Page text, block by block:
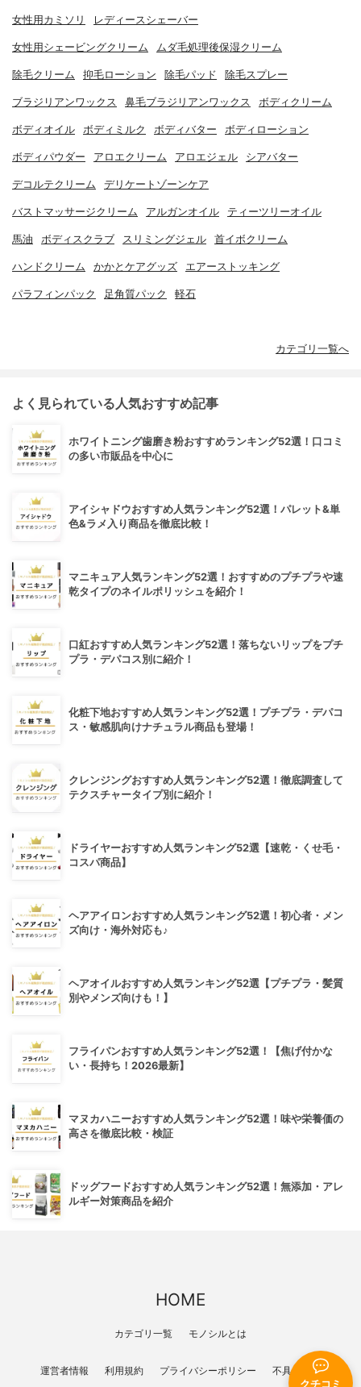
クチコミ
女性用カミソリ レディースシェーバー
女性用シェービングクリーム ムダ毛処理後保湿クリーム
除毛クリーム 抑毛ローション 除毛パッド 除毛スプレー
ブラジリアンワックス 鼻毛ブラジリアンワックス ボディクリーム
ボディオイル ボディミルク ボディバター ボディローション
ボディパウダー アロエクリーム アロエジェル シアバター
デコルテクリーム デリケートゾーンケア
バストマッサージクリーム アルガンオイル ティーツリーオイル
馬油 ボディスクラブ スリミングジェル 首イボクリーム
ハンドクリーム かかとケアグッズ エアーストッキング
パラフィンパック 足角質パック 軽石
カテゴリ一覧へ
よく見られている人気おすすめ記事
ホワイトニング歯磨き粉おすすめランキング52選！口コミ
の多い市販品を中心に
アイシャドウおすすめ人気ランキング52選！パレット&単
色&ラメ入り商品を徹底比較！
マニキュア人気ランキング52選！おすすめのプチプラや速
乾タイプのネイルポリッシュを紹介！
口紅おすすめ人気ランキング52選！落ちないリップをプチ
プラ・デパコス別に紹介！
化粧下地おすすめ人気ランキング52選！プチプラ・デパコ
ス・敏感肌向けナチュラル商品も登場！
クレンジングおすすめ人気ランキング52選！徹底調査して
テクスチャータイプ別に紹介！
ドライヤーおすすめ人気ランキング52選【速乾・くせ毛・
コスパ商品】
ヘアアイロンおすすめ人気ランキング52選！初心者・メン
ズ向け・海外対応も♪
ヘアオイルおすすめ人気ランキング52選【プチプラ・髪質
別やメンズ向けも！】
フライパンおすすめ人気ランキング52選！【焦げ付かな
い・長持ち！2026最新】
マヌカハニーおすすめ人気ランキング52選！味や栄養価の
高さを徹底比較・検証
ドッグフードおすすめ人気ランキング52選！無添加・アレ
ルギー対策商品を紹介
HOME
カテゴリ一覧 モノシルとは
運営者情報 利用規約 プライバシーポリシー 不具合報告